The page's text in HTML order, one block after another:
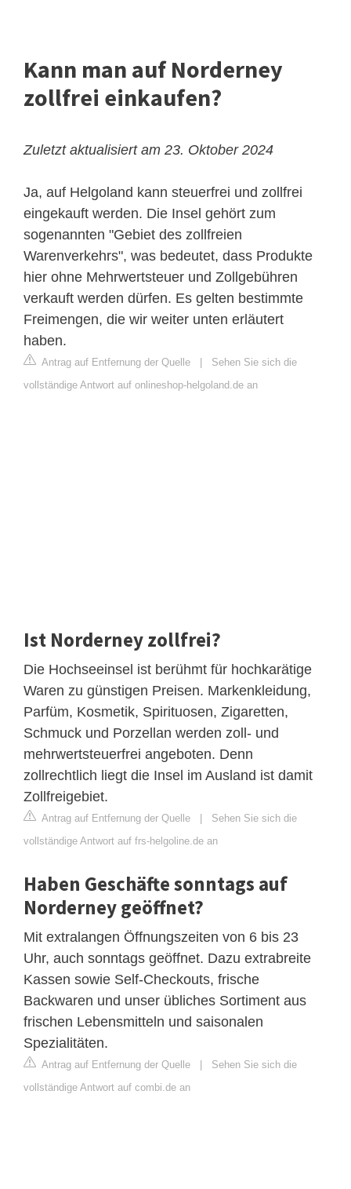
Kann man auf Norderney
zollfrei einkaufen?
Zuletzt aktualisiert am 23. Oktober 2024
Ja, auf Helgoland kann steuerfrei und zollfrei
eingekauft werden. Die Insel gehört zum
sogenannten "Gebiet des zollfreien
Warenverkehrs", was bedeutet, dass Produkte
hier ohne Mehrwertsteuer und Zollgebühren
verkauft werden dürfen. Es gelten bestimmte
Freimengen, die wir weiter unten erläutert
haben.
Antrag auf Entfernung der Quelle
Sehen Sie sich die
vollständige Antwort auf onlineshop-helgoland.de an
Ist Norderney zollfrei?
Die Hochseeinsel ist berühmt für hochkarätige
Waren zu günstigen Preisen. Markenkleidung,
Parfüm, Kosmetik, Spirituosen, Zigaretten,
Schmuck und Porzellan werden zoll- und
mehrwertsteuerfrei angeboten. Denn
zollrechtlich liegt die Insel im Ausland ist damit
Zollfreigebiet.
Antrag auf Entfernung der Quelle
Sehen Sie sich die
vollständige Antwort auf frs-helgoline.de an
Haben Geschäfte sonntags auf
Norderney geöffnet?
Mit extralangen Öffnungszeiten von 6 bis 23
Uhr, auch sonntags geöffnet. Dazu extrabreite
Kassen sowie Self-Checkouts, frische
Backwaren und unser übliches Sortiment aus
frischen Lebensmitteln und saisonalen
Spezialitäten.
Antrag auf Entfernung der Quelle
Sehen Sie sich die
vollständige Antwort auf combi.de an